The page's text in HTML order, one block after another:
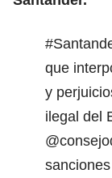
que
y
ilegal del